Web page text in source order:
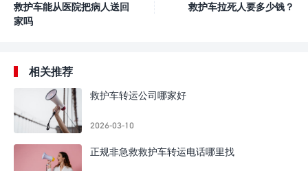
救护车能从医院把病人送回
家吗
救护车拉死人要多少钱？
相关推荐
救护车转运公司哪家好
2026-03-10
正规非急救救护车转运电话哪里找